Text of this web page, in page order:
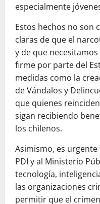
especialmente
Estos hechos no son
claras de que el
y de que
firme por parte del
medidas como la
de Vándalos y
que quienes
sigan recibiendo
los chilenos.
Asimismo, es
PDI y al Ministerio
tecnología,
las organizaciones
permitir que el